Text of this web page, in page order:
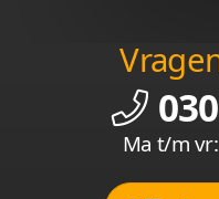
Ma t/m